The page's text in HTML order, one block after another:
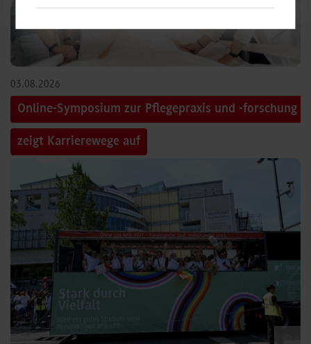
03.08.2026
Online-Symposium zur Pflegepraxis und -forschung
zeigt Karrierewege auf